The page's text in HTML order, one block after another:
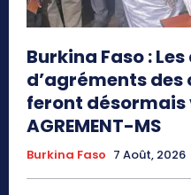
Burkina Faso :
d’agréments
feront
AGREMENT-MS
Burkina Faso 7 Août, 2026